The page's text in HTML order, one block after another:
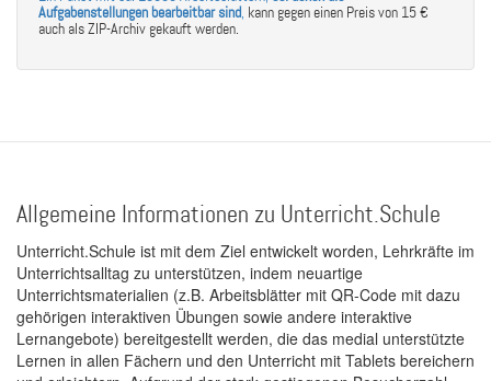
Aufgabenstellungen bearbeitbar sind, kann gegen einen Preis von 15 €
auch als ZIP-Archiv gekauft werden.
Allgemeine Informationen zu Unterricht.Schule
Unterricht.Schule ist mit dem Ziel entwickelt worden, Lehrkräfte im
Unterrichtsalltag zu unterstützen, indem neuartige
Unterrichtsmaterialien (z.B. Arbeitsblätter mit QR-Code mit dazu
gehörigen interaktiven Übungen sowie andere interaktive
Lernangebote) bereitgestellt werden, die das medial unterstützte
Lernen in allen Fächern und den Unterricht mit Tablets bereichern